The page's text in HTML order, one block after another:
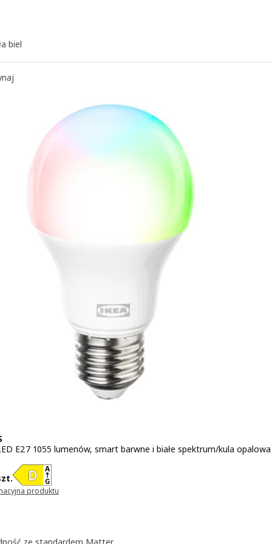
biel
E27 1055 lumenów, smart barwne i białe spektrum/kula opalowa
szt.
produktu